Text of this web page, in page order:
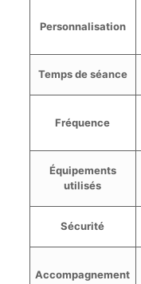
Personnalisation
Temps de séance
Fréquence
Équipements
utilisés
Sécurité
Accompagnement